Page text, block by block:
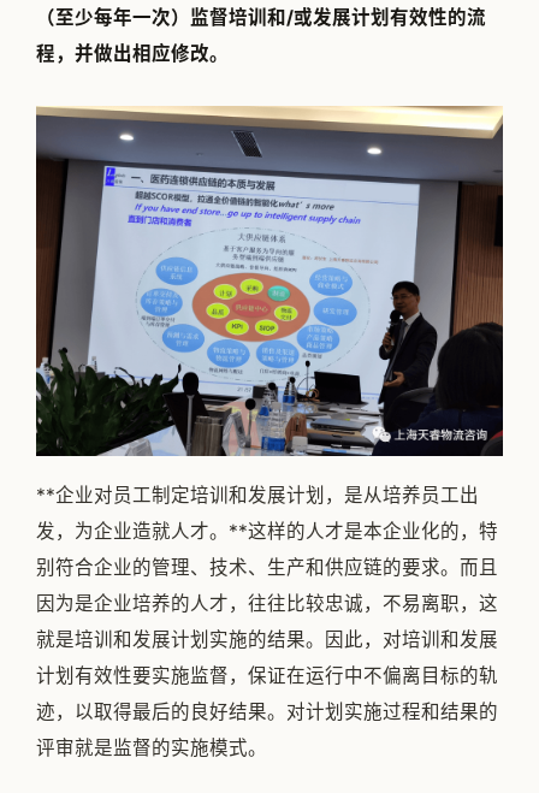
邱伏生
新闻动态
加入我们
（至少每年一次）监督培训和/或发展计划有效性的流
程，并做出相应修改。
**企业对员工制定培训和发展计划，是从培养员工出
发，为企业造就人才。**这样的人才是本企业化的，特
别符合企业的管理、技术、生产和供应链的要求。而且
因为是企业培养的人才，往往比较忠诚，不易离职，这
就是培训和发展计划实施的结果。因此，对培训和发展
计划有效性要实施监督，保证在运行中不偏离目标的轨
迹，以取得最后的良好结果。对计划实施过程和结果的
评审就是监督的实施模式。